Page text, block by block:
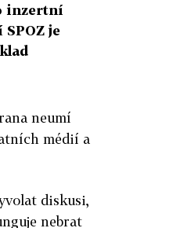
inzertní
je
neumí
médií a
diskusi,
nebrat